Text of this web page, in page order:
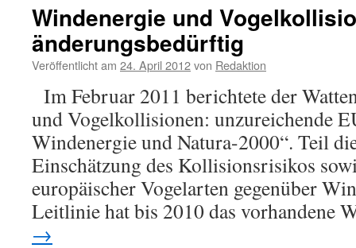
Windenergie und
änderungsbedürftig
Veröffentlicht am 24. April 2012von Redaktion
Im Februar 2011 berichtete der
und Vogelkollisionen: unzureichende
Windenergie und Natura-2000“. Teil
Einschätzung des Kollisionsrisikos
europäischer Vogelarten gegenüber
Leitlinie hat bis 2010 das vorhandene
→